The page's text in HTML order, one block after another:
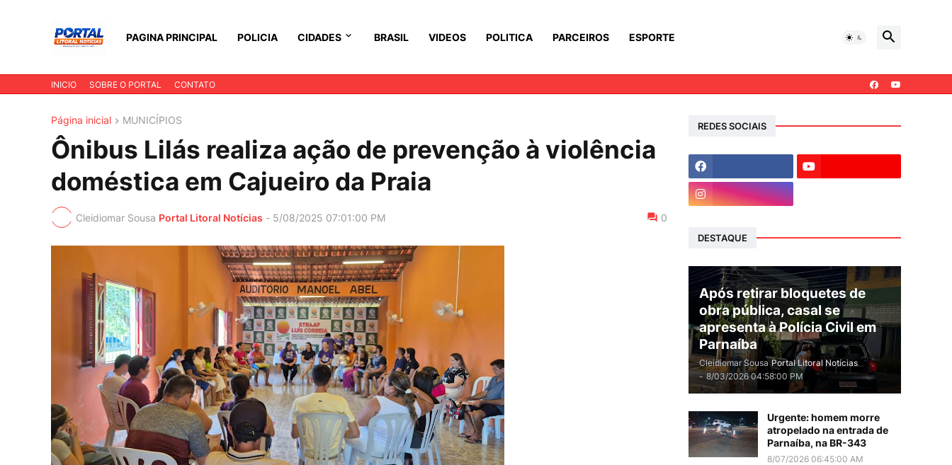
PAGINA PRINCIPAL POLICIA CIDADES BRASIL VIDEOS POLITICA PARCEIROS ESPORTE
INICIO SOBRE O PORTAL CONTATO
Página inicial MUNICÍPIOS
Ônibus Lilás realiza ação de prevenção à violência
doméstica em Cajueiro da Praia
Cleidiomar Sousa Portal Litoral Notícias - 5/08/2025 07:01:00 PM 0
REDES SOCIAIS
DESTAQUE
Após retirar bloquetes de
obra pública, casal se
apresenta à Polícia Civil em
Parnaíba
Cleidiomar Sousa Portal Litoral Notícias
- 8/03/2026 04:58:00 PM
Urgente: homem morre
atropelado na entrada de
Parnaíba, na BR-343
8/07/2026 06:45:00 AM